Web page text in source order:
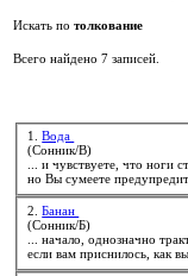
Искать по толкование
Всего найдено 7 записей.
1.Вода
(Сонник/В)
... и чувствуете, что ноги
но Вы сумеете
2.Банан
(Сонник/Б)